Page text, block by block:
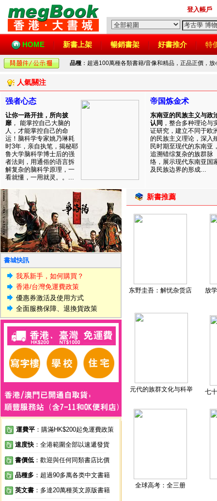
登入帳戶
HOME 新書上架 暢銷書架 好書推介 特
品種 ：超過100萬種各類書籍/音像和精品，正品正價，
人氣關注
强者心态
让你一路开挂，所向披
靡 ， 能掌控自己大脑的
人，才能掌控自己的命
运！脑科学专家姚乃琳耗
时3年，亲自执笔，揭秘耶
鲁大学脑科学博士后的强
者法则，用通俗的语言拆
解复杂的脑科学原理，一
看就懂，一用就灵。。...
帝国炼金术
东南亚的民族主义与政
认同 ，整合多种理论与
证研究，建立不同于欧
的民族主义理论，深入
民时期至现代的东南亚
追溯错综复杂的族群脉
络，展示现代东南亚国
及民族边界的形成...
書城快訊
我系新手，如何購買？
香港/台灣免運費政策
優惠券激活及使用方式
全面服務保障、退換貨政策
運費平 ：購滿HK$200起免運費政策
速度快 ：全港範圍全部以速遞發貨
書價低 ：歡迎與任何同類書店比價
品種多 ：超過90多萬各类中文書籍
英文書 ：多達20萬種英文原版書籍
新書推薦
东野圭吾：解忧杂货店 放
元代的族群文化与科举 七
全球高考：全三册